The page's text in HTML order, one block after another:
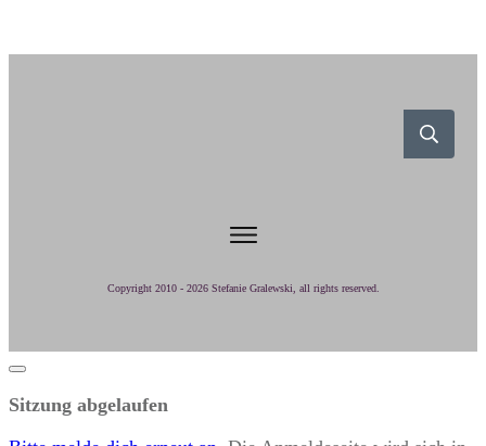
Copyright 2010 - 2026 Stefanie Gralewski , all rights reserved.
Dialog
Sitzung abgelaufen